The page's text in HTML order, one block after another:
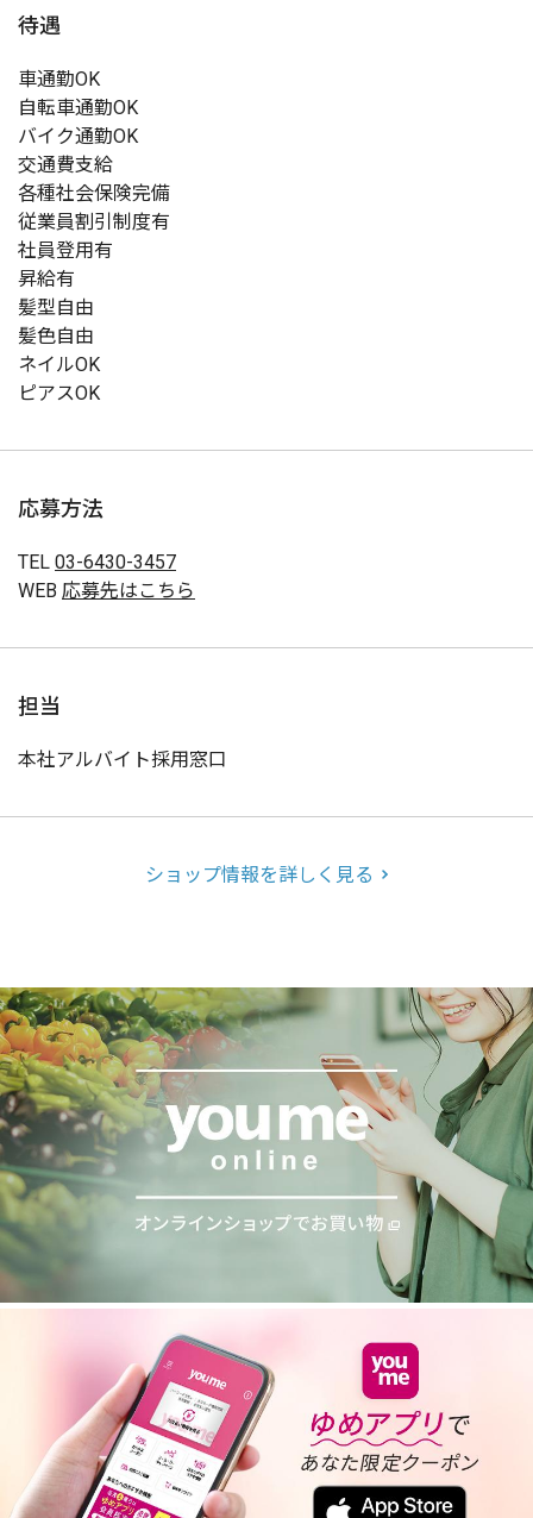
待遇
車通勤OK
自転車通勤OK
バイク通勤OK
交通費支給
各種社会保険完備
従業員割引制度有
社員登用有
昇給有
髪型自由
髪色自由
ネイルOK
ピアスOK
応募方法
TEL 03-6430-3457
WEB 応募先はこちら
担当
本社アルバイト採用窓口
ショップ情報を詳しく見る